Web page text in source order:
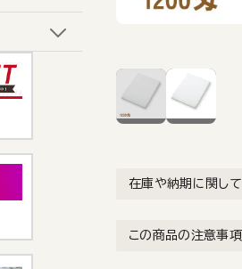
在庫や納期に関して
この商品の注意事項